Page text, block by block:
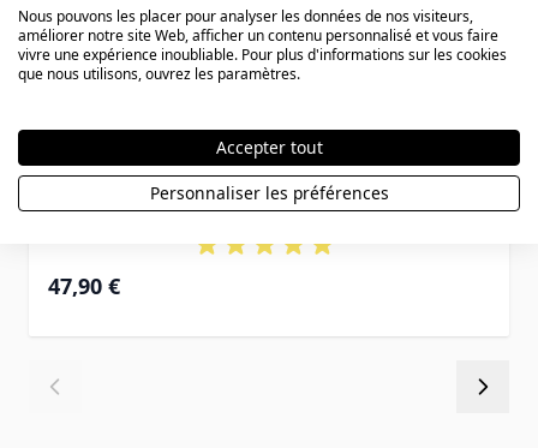
Pendentif argent Corse personnalisé -
2069
47,90 €
Nous pouvons les placer pour analyser les données de nos visiteurs,
améliorer notre site Web, afficher un contenu personnalisé et vous faire
vivre une expérience inoubliable. Pour plus d'informations sur les cookies
que nous utilisons, ouvrez les paramètres.
Accepter tout
Personnaliser les préférences